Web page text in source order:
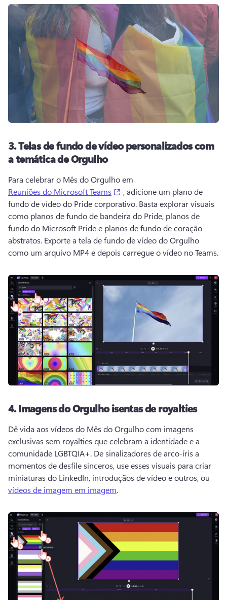
3.Telas de fundo de vídeo personalizados com
a temática de Orgulho
Para celebrar o Mês do Orgulho em
Reuniões do Microsoft Teams
(opens in a new tab)
, adicione um plano de
fundo de vídeo do Pride corporativo. Basta explorar visuais
como planos de fundo de bandeira do Pride, planos de
fundo do Microsoft Pride e planos de fundo de coração
abstratos. Exporte a tela de fundo de vídeo do Orgulho
4.Imagens do Orgulho isentas de royalties
Dê vida aos vídeos do Mês do Orgulho com imagens
exclusivas sem royalties que celebram a identidade e a
comunidade LGBTQIA+. De sinalizadores de arco-íris a
momentos de desfile sinceros, use esses visuais para criar
miniaturas do LinkedIn, introduçãos de vídeo e outros, ou
vídeos de imagem em imagem.